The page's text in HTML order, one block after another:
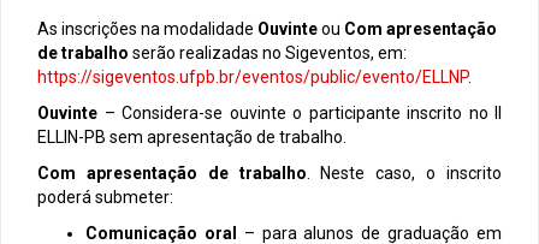
As inscrições na modalidade Ouvinteou Com apresentação
de trabalho serão realizadas no Sigeventos, em:
https://sigeventos.ufpb.br/eventos/public/evento/ELLNP.
Ouvinte – Considera-se ouvinte o participante inscrito no II
ELLIN-PB sem apresentação de trabalho.
Com apresentação de trabalho . Neste caso, o inscrito
poderá submeter:
Comunicação oral
– para alunos de graduação em